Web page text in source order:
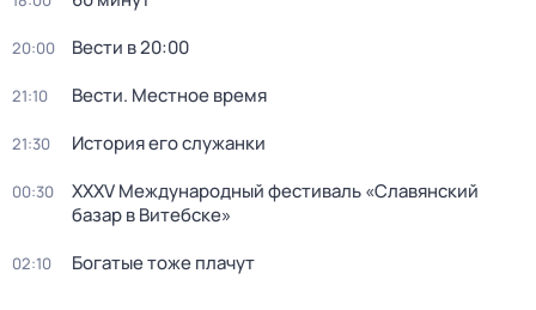
20:00 Вести в 20:00
21:10 Вести. Местное время
21:30 История его служанки
00:30
XXXV Международный фестиваль «Славянский
базар в Витебске»
02:10 Богатые тоже плачут